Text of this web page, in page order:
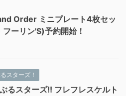
Order ミニプレート4枚セッ
フーリン'S)予約開始！
スターズ！
るスターズ!! フレフレスケルト